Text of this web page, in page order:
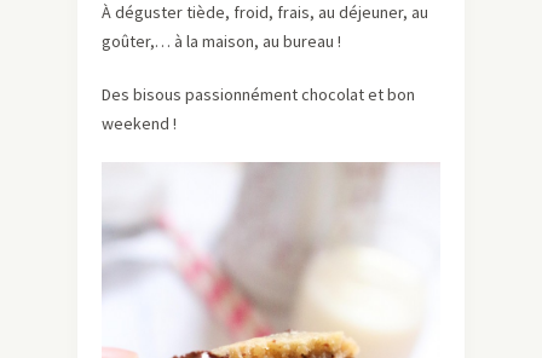
À déguster tiède, froid, frais, au déjeuner, au
goûter,… à la maison, au bureau !
Des bisous passionnément chocolat et bon
weekend !